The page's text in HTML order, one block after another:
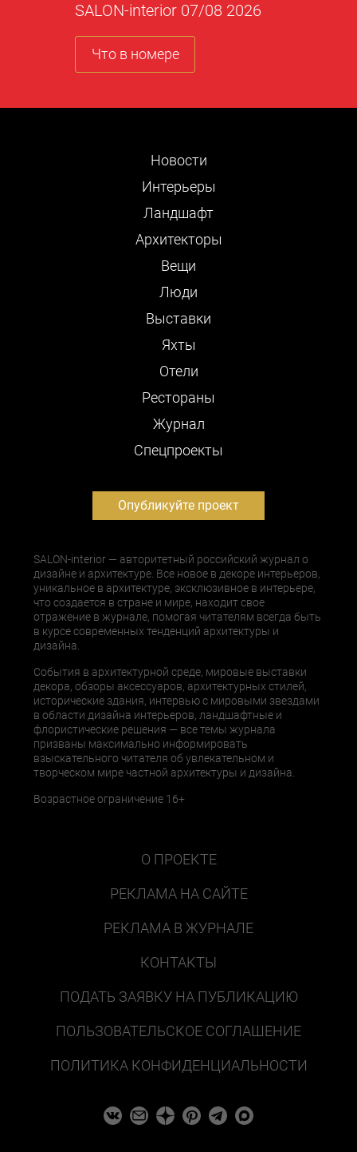
SALON-interior 07/08 2026
Что в номере
Новости
Интерьеры
Ландшафт
Архитекторы
Вещи
Люди
Выставки
Яхты
Отели
Рестораны
Журнал
Cпецпроекты
Опубликуйте проект
SALON-interior — авторитетный российский журнал о
дизайне и архитектуре. Все новое в декоре интерьеров,
уникальное в архитектуре, эксклюзивное в интерьере,
что создается в стране и мире, находит свое
отражение в журнале, помогая читателям всегда быть
в курсе современных тенденций архитектуры и
дизайна.
События в архитектурной среде, мировые выставки
декора, обзоры аксессуаров, архитектурных стилей,
исторические здания, интервью с мировыми звездами
в области дизайна интерьеров, ландшафтные и
флористические решения — все темы журнала
призваны максимально информировать
взыскательного читателя об увлекательном и
творческом мире частной архитектуры и дизайна.
Возрастное ограничение 16+
О ПРОЕКТЕ
РЕКЛАМА НА САЙТЕ
РЕКЛАМА В ЖУРНАЛЕ
КОНТАКТЫ
ПОДАТЬ ЗАЯВКУ НА ПУБЛИКАЦИЮ
ПОЛЬЗОВАТЕЛЬСКОЕ СОГЛАШЕНИЕ
ПОЛИТИКА КОНФИДЕНЦИАЛЬНОСТИ